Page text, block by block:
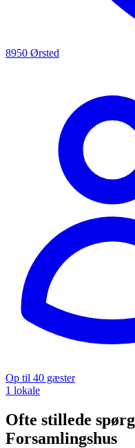
8950 Ørsted
Op til 40 gæster
1 lokale
Ofte stillede
Forsamlingshus